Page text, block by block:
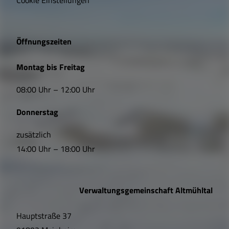
e
L
n
k
s
f
Öffnungszeiten
Montag bis Freitag
08:00 Uhr – 12:00 Uhr
Donnerstag
zusätzlich
14:00 Uhr – 18:00 Uhr
Verwaltungsgemeinschaft Altmühltal
Hauptstraße 37